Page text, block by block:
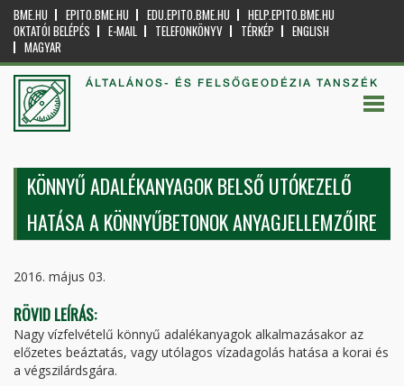
BME.HU EPITO.BME.HU EDU.EPITO.BME.HU
HELP.EPITO.BME.HU
OKTATÓI BELÉPÉS
E-MAIL TELEFONKÖNYV TÉRKÉP
ENGLISH
MAGYAR
ÁLTALÁNOS- ÉS FELSŐGEODÉZIA TANSZÉK
KÖNNYŰ ADALÉKANYAGOK BELSŐ UTÓKEZELŐ
HATÁSA A KÖNNYŰBETONOK ANYAGJELLEMZŐIRE
2016. május 03.
RÖVID LEÍRÁS:
Nagy vízfelvételű könnyű adalékanyagok alkalmazásakor az
előzetes beáztatás, vagy utólagos vízadagolás hatása a korai és
a végszilárdsgára.